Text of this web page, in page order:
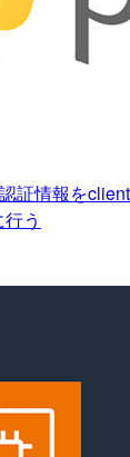
証情報を
う